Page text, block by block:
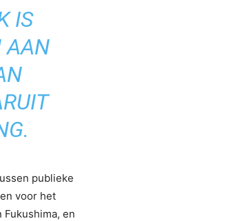
IS
AAN
publieke
voor het
en